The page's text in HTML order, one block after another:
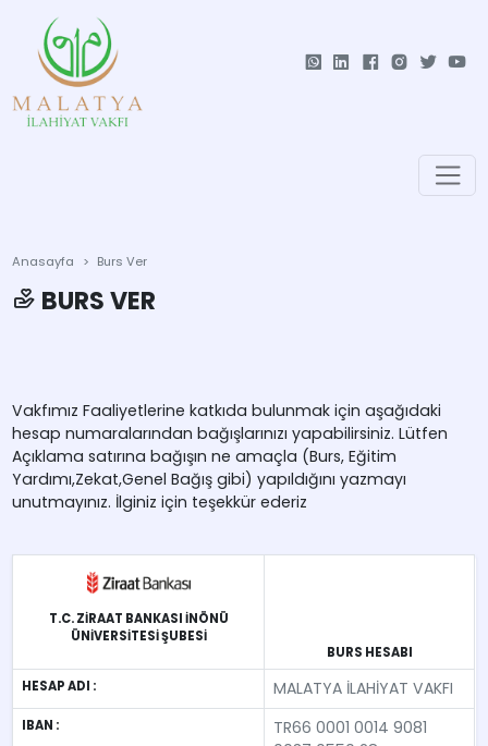
Anasayfa Burs Ver
BURS VER
Vakfımız Faaliyetlerine katkıda bulunmak için aşağıdaki
hesap numaralarından bağışlarınızı yapabilirsiniz. Lütfen
Açıklama satırına bağışın ne amaçla (Burs, Eğitim
Yardımı,Zekat,Genel Bağış gibi) yapıldığını yazmayı
unutmayınız. İlginiz için teşekkür ederiz
T.C. ZİRAAT BANKASI İNÖNÜ
ÜNİVERSİTESİ ŞUBESİ
BURS HESABI
HESAP ADI :
MALATYA İLAHİYAT VAKFI
IBAN :
TR66 0001 0014 9081